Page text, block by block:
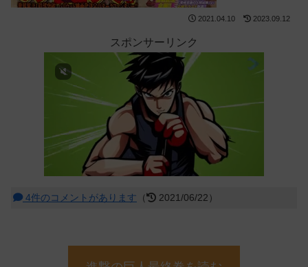
2021.04.10 2023.09.12
スポンサーリンク
4件のコメントがあります （ 2021/06/22）